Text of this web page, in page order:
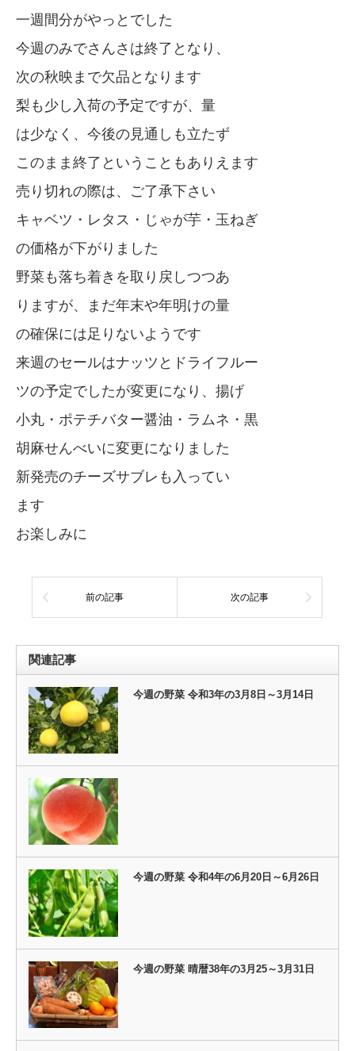
一週間分がやっとでした
今週のみでさんさは終了となり、
次の秋映まで欠品となります
梨も少し入荷の予定ですが、量
は少なく、今後の見通しも立たず
このまま終了ということもありえます
売り切れの際は、ご了承下さい
キャベツ・レタス・じゃが芋・玉ねぎ
の価格が下がりました
野菜も落ち着きを取り戻しつつあ
りますが、まだ年末や年明けの量
の確保には足りないようです
来週のセールはナッツとドライフルー
ツの予定でしたが変更になり、揚げ
小丸・ポテチバター醤油・ラムネ・黒
胡麻せんべいに変更になりました
新発売のチーズサブレも入ってい
ます
お楽しみに
前の記事 次の記事
関連記事
今週の野菜 令和3年の3月8日～3月14日
今週の野菜 令和4年の6月20日～6月26日
今週の野菜 晴暦38年の3月25～3月31日